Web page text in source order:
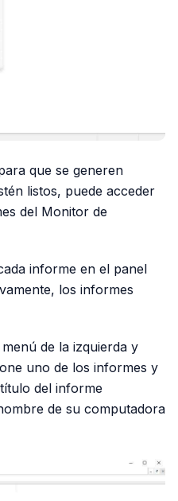
que se generen
listos, puede acceder
del Monitor de
informe en el panel
los informes
de la izquierda y
uno de los informes y
del informe
de su computadora